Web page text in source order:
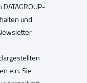
und
ein. Sie